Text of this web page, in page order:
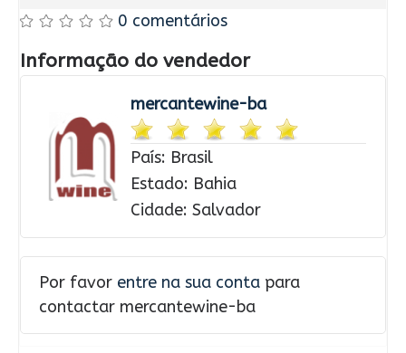
0 comentários
Informação do vendedor
mercantewine-ba
País: Brasil
Estado: Bahia
Cidade: Salvador
Por favor entre na sua conta para
contactar mercantewine-ba